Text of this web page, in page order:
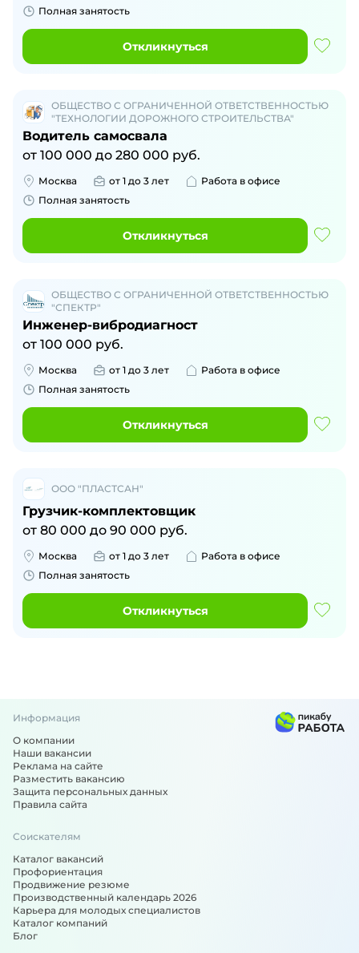
Полная занятость
Откликнуться
ОБЩЕСТВО С ОГРАНИЧЕННОЙ ОТВЕТСТВЕННОСТЬЮ
"ТЕХНОЛОГИИ ДОРОЖНОГО СТРОИТЕЛЬСТВА"
Водитель самосвала
от 100 000 до 280 000 руб.
Москва от 1 до 3 лет
Работа в офисе
Полная занятость
Откликнуться
ОБЩЕСТВО С ОГРАНИЧЕННОЙ ОТВЕТСТВЕННОСТЬЮ
"СПЕКТР"
Инженер-вибродиагност
от 100 000 руб.
Москва от 1 до 3 лет
Работа в офисе
Полная занятость
Откликнуться
ООО "ПЛАСТСАН"
Грузчик-комплектовщик
от 80 000 до 90 000 руб.
Москва от 1 до 3 лет
Работа в офисе
Полная занятость
Откликнуться
Информация
О компании
Наши вакансии
Реклама на сайте
Разместить вакансию
Защита персональных данных
Правила сайта
Соискателям
Каталог вакансий
Профориентация
Продвижение резюме
Производственный календарь 2026
Карьера для молодых специалистов
Каталог компаний
Блог